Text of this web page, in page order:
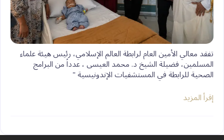
‏تفقد معالي الأمين العام لرابطة العالم الإسلامي، رئيس هيئة علماء
المسلمين، فضيلة الشيخ د. ⁧‫محمد العيسى‬⁩ ⁦‪‬⁩، عدداً من البرامج
الصحية للرابطة في المستشفيات الإندونيسية "
إقرأ المزيد